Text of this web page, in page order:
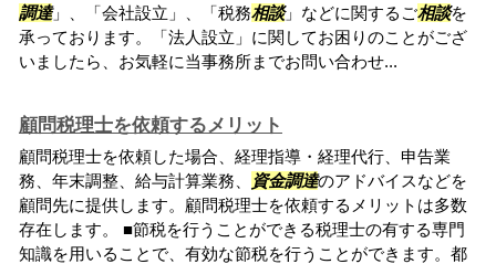
調達」、「会社設立」、「税務相談」などに関するご相談を
承っております。「法人設立」に関してお困りのことがござ
いましたら、お気軽に当事務所までお問い合わせ...
顧問税理士を依頼するメリット
顧問税理士を依頼した場合、経理指導・経理代行、申告業
務、年末調整、給与計算業務、
資金調達のアドバイスなどを
顧問先に提供します。顧問税理士を依頼するメリットは多数
存在します。 ■節税を行うことができる税理士の有する専門
知識を用いることで、有効な節税を行うことができます。都